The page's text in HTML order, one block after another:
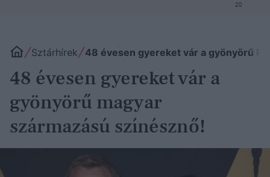
20
Sztárhírek 48 évesen gyereket vár a gyönyörű
48 évesen gyereket vár a
gyönyörű magyar
származású színésznő!